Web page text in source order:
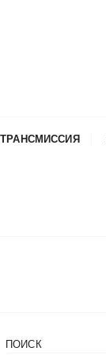
ТРАНСМИССИЯ
ПОИСК